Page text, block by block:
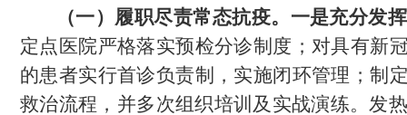
（一） 履职尽责常态抗疫。 一是充分发挥
定点医院严格落实预检分诊制度； 对具有新
的患者实行首诊负责制，实施闭环管理 ； 制
救治流程，并多次组织培训及 实战演练。发